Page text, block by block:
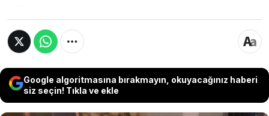
Google algoritmasına bırakmayın, okuyacağınız haberi
siz seçin! Tıkla ve ekle